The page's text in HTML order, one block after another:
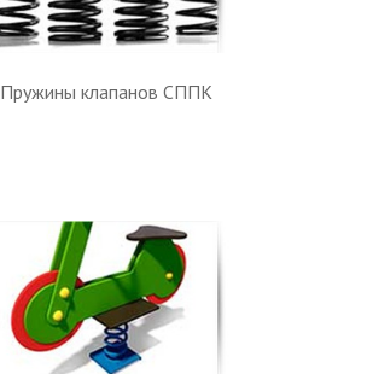
Пружины клапанов СППК